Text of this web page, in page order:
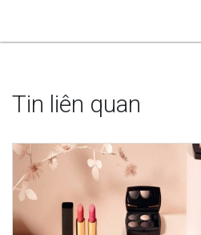
Tin liên quan